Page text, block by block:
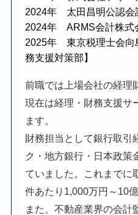
2024年 太田昌明公認会
2024年 ARMS会計株式
2025年 東京税理士会向
務支援対策部】
前職では上場会社の経理
現在は経理・財務支援サ
ます。
財務担当として銀行取引
ク・地方銀行・日本政策
ていました。これまでに
件あたり1,000万円～10億
また、不動産業界の会計